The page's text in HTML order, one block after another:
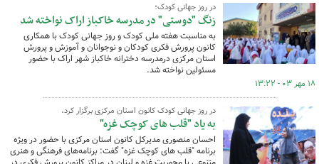
در روز جهانی کودک؛
زنگ "دوستی" در مدرسه خاکباز اراک نواخته شد
به مناسبت هفته ملی کودک و روز جهانی کودک با همکاری
کانون پرورش فکری کودکان و نوجوانان و آموزش و پرورش
استان مرکزی درمدرسه دخترانه خاکباز شهر اراک با حضور
مسئولین نواخته شد.
۱۸ مهر ۰۳ - ۱۳:۲۲
در روز جهانی کودک کانون استان مرکزی برگزار کرد،
به یاد "قلب های کوچک غزه"
احسان منصوری مدیرکل کانون استان مرکزی با حضور در ویژه
برنامه "قلب های کوچک غزه" گفت: برنامه‌های فرهنگی و هنری